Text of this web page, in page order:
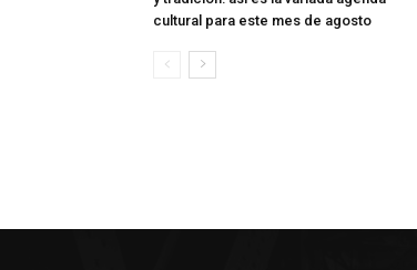
cultural para este mes de agosto